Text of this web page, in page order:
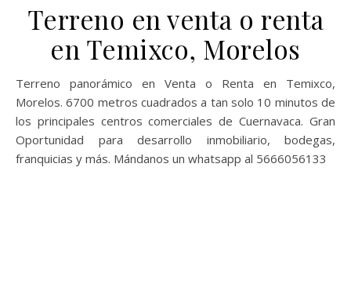
Terreno en venta o renta
en Temixco, Morelos
Terreno panorámico en Venta o Renta en Temixco,
Morelos. 6700 metros cuadrados a tan solo 10 minutos de
los principales centros comerciales de Cuernavaca. Gran
Oportunidad para desarrollo inmobiliario, bodegas,
franquicias y más. Mándanos un whatsapp al 5666056133